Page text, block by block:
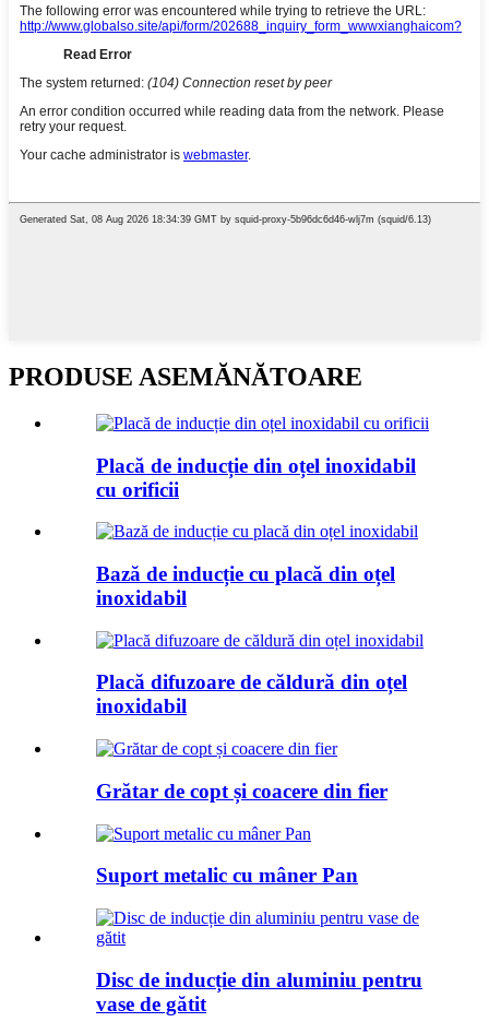
PRODUSE ASEMĂNĂTOARE
Placă de inducție din oțel inoxidabil
cu orificii
Bază de inducție cu placă din oțel
inoxidabil
Placă difuzoare de căldură din oțel
inoxidabil
Grătar de copt și coacere din fier
Suport metalic cu mâner Pan
Disc de inducție din aluminiu pentru
vase de gătit